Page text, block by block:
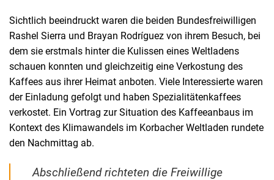
Sichtlich beeindruckt waren die beiden Bundesfreiwilligen
Rashel Sierra und Brayan Rodríguez von ihrem Besuch, bei
dem sie erstmals hinter die Kulissen eines Weltladens
schauen konnten und gleichzeitig eine Verkostung des
Kaffees aus ihrer Heimat anboten. Viele Interessierte waren
der Einladung gefolgt und haben Spezialitätenkaffees
verkostet. Ein Vortrag zur Situation des Kaffeeanbaus im
Kontext des Klimawandels im Korbacher Weltladen rundete
den Nachmittag ab.
Abschließend richteten die Freiwillige